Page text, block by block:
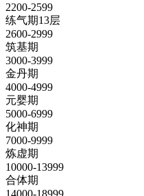
2200-2599
练气期13层
2600-2999
筑基期
3000-3999
金丹期
4000-4999
元婴期
5000-6999
化神期
7000-9999
炼虚期
10000-13999
合体期
14000-18999